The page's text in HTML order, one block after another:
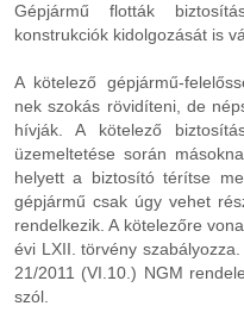
Gépjármű flották
konstrukciók kidolgozását is
A kötelező gépjármű-
nek szokás rövidíteni, de
hívják. A kötelező
üzemeltetése során
helyett a biztosító térítse
gépjármű csak úgy vehet
rendelkezik. A kötelezőre
évi LXII. törvény
21/2011 (VI.10.) NGM
szól.